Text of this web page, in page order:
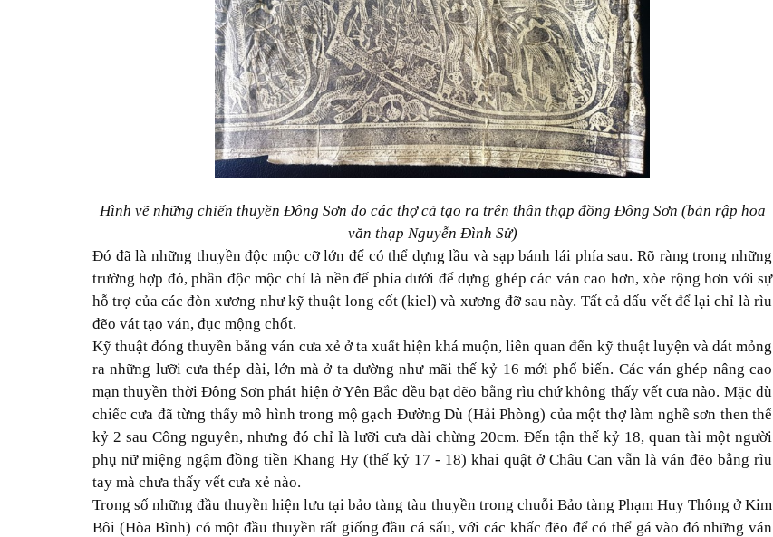
Hình vẽ những chiến thuyền Đông Sơn do các thợ cả tạo ra trên thân thạp đồng Đông Sơn (bản rập hoa
văn thạp Nguyễn Đình Sử)
Đó đã là những thuyền độc mộc cỡ lớn để có thể dựng lầu và sạp bánh lái phía sau. Rõ ràng trong những
trường hợp đó, phần độc mộc chỉ là nền đế phía dưới để dựng ghép các ván cao hơn, xòe rộng hơn với sự
hỗ trợ của các đòn xương như kỹ thuật long cốt (kiel) và xương đỡ sau này. Tất cả dấu vết để lại chỉ là rìu
đẽo vát tạo ván, đục mộng chốt.
Kỹ thuật đóng thuyền bằng ván cưa xẻ ở ta xuất hiện khá muộn, liên quan đến kỹ thuật luyện và dát mỏng
ra những lưỡi cưa thép dài, lớn mà ở ta dường như mãi thế kỷ 16 mới phổ biến. Các ván ghép nâng cao
mạn thuyền thời Đông Sơn phát hiện ở Yên Bắc đều bạt đẽo bằng rìu chứ không thấy vết cưa nào. Mặc dù
chiếc cưa đã từng thấy mô hình trong mộ gạch Đường Dù (Hải Phòng) của một thợ làm nghề sơn then thế
kỷ 2 sau Công nguyên, nhưng đó chỉ là lưỡi cưa dài chừng 20cm. Đến tận thế kỷ 18, quan tài một người
phụ nữ miệng ngậm đồng tiền Khang Hy (thế kỷ 17 - 18) khai quật ở Châu Can vẫn là ván đẽo bằng rìu
tay mà chưa thấy vết cưa xẻ nào.
Trong số những đầu thuyền hiện lưu tại bảo tàng tàu thuyền trong chuỗi Bảo tàng Phạm Huy Thông ở Kim
Bôi (Hòa Bình) có một đầu thuyền rất giống đầu cá sấu, với các khấc đẽo để có thể gá vào đó những ván